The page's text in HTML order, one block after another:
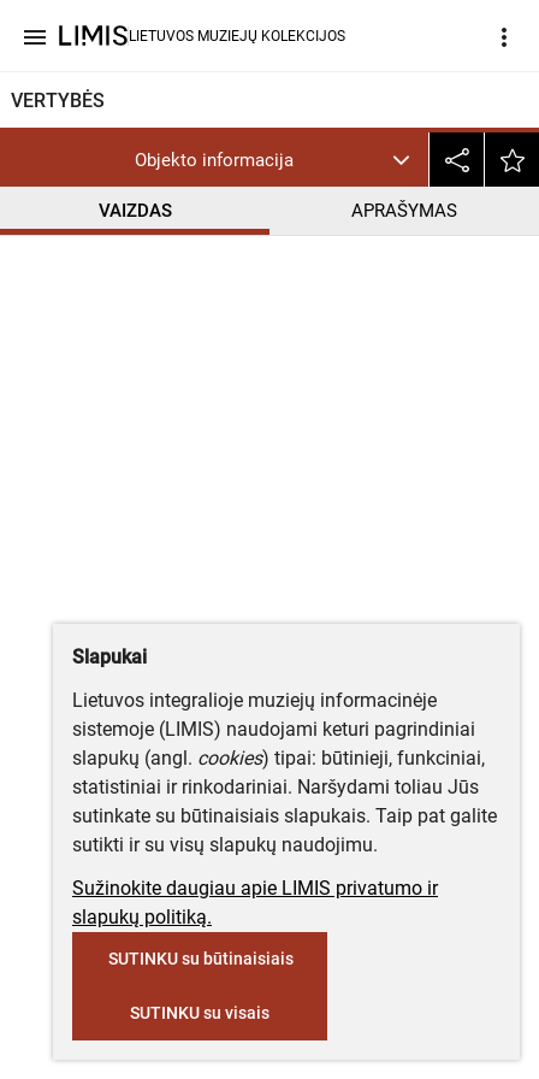
menu LIETUVOS MUZIEJŲ KOLEKCIJOS more_vert
VERTYBĖS
Objekto informacija
VAIZDAS APRAŠYMAS
CC BY-NC-ND
Slapukai
Lietuvos integralioje muziejų informacinėje
sistemoje (LIMIS) naudojami keturi pagrindiniai
slapukų (angl. cookies) tipai: būtinieji, funkciniai,
statistiniai ir rinkodariniai. Naršydami toliau Jūs
sutinkate su būtinaisiais slapukais. Taip pat galite
sutikti ir su visų slapukų naudojimu.
Sužinokite daugiau apie LIMIS privatumo ir
slapukų politiką.
SUTINKU su būtinaisiais
SUTINKU su visais